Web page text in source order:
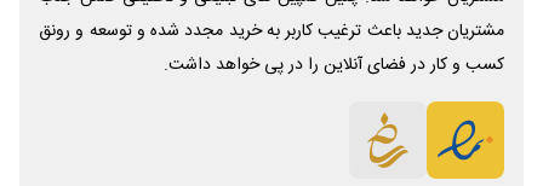
مشتریان جدید باعث ترغیب کاربر به خرید مجدد شده و توسعه و رونق
کسب و کار در فضای آنلاین را در پی خواهد داشت.